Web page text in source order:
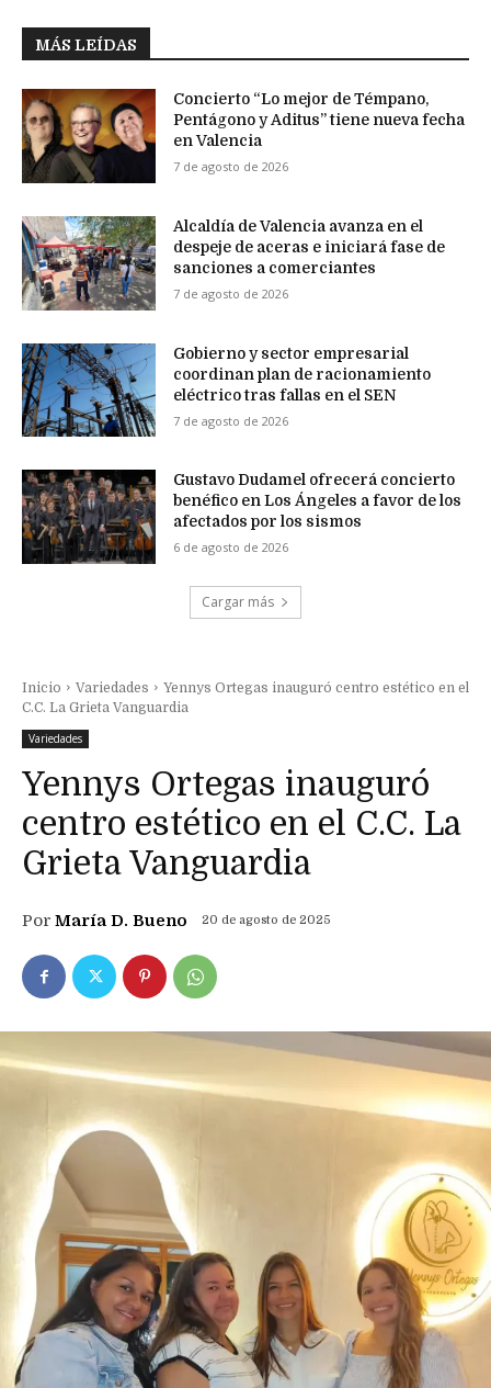
MÁS LEÍDAS
Concierto “Lo mejor de Témpano,
Pentágono y Aditus” tiene nueva fecha
en Valencia
7 de agosto de 2026
Alcaldía de Valencia avanza en el
despeje de aceras e iniciará fase de
sanciones a comerciantes
7 de agosto de 2026
Gobierno y sector empresarial
coordinan plan de racionamiento
eléctrico tras fallas en el SEN
7 de agosto de 2026
Gustavo Dudamel ofrecerá concierto
benéfico en Los Ángeles a favor de los
afectados por los sismos
6 de agosto de 2026
Cargar más